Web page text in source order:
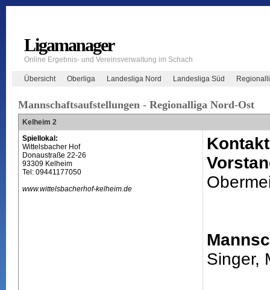
Ligamanager
Online Ergebnis- und Vereinsverwaltung im Schach
Übersicht Oberliga Landesliga Nord Landesliga Süd
Mannschaftsaufstellungen - Regionalliga Nord-Ost
Kelheim 2
Spiellokal:
Wittelsbacher Hof
Donaustraße 22-26
93309 Kelheim
Tel: 09441177050
www.wittelsbacherhof-kelheim.de
Singer,